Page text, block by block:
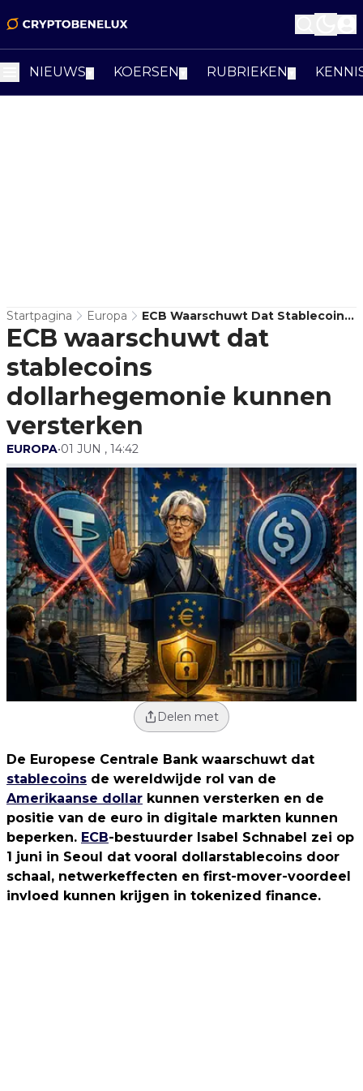
NIEUWS KOERSEN RUBRIEKEN
Startpagina Europa
ECB Waarschuwt Dat Stablecoins
Dollarhegemonie Kunnen
Versterken
ECB waarschuwt dat
stablecoins
dollarhegemonie kunnen
versterken
EUROPA•01 JUN , 14:42
Delen met
De Europese Centrale Bank waarschuwt dat
stablecoins de wereldwijde rol van de
Amerikaanse dollar kunnen versterken en de
positie van de euro in digitale markten kunnen
beperken. ECB-bestuurder Isabel Schnabel zei op
1 juni in Seoul dat vooral dollarstablecoins door
schaal, netwerkeffecten en first-mover-voordeel
invloed kunnen krijgen in tokenized finance.